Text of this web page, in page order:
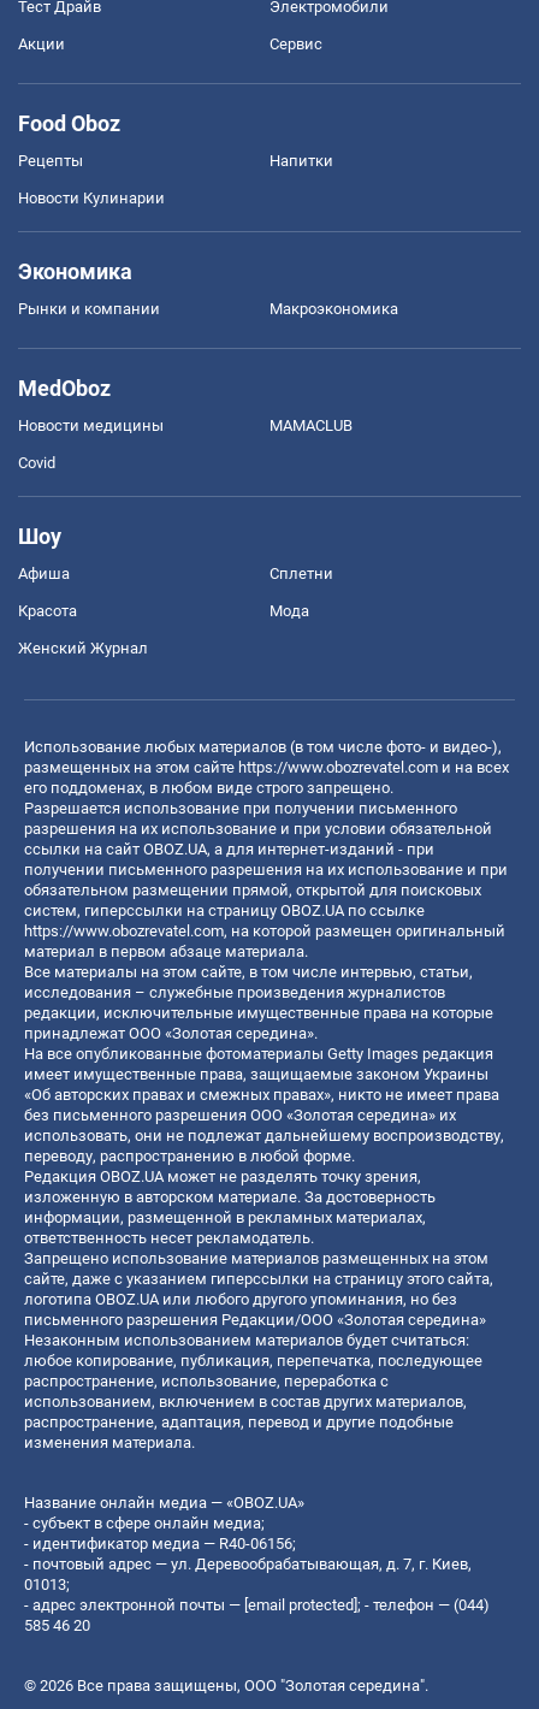
Тест Драйв Электромобили
Акции Сервис
Food Oboz
Рецепты Напитки
Новости Кулинарии
Экономика
Рынки и компании Mакроэкономика
MedOboz
Новости медицины MAMACLUB
Covid
Шоу
Афиша Сплетни
Красота Мода
Женский Журнал
Использование любых материалов (в том числе фото- и видео-),
размещенных на этом сайте https://www.obozrevatel.com и на всех
его поддоменах, в любом виде строго запрещено.
Разрешается использование при получении письменного
разрешения на их использование и при условии обязательной
ссылки на сайт OBOZ.UA, а для интернет-изданий - при
получении письменного разрешения на их использование и при
обязательном размещении прямой, открытой для поисковых
систем, гиперссылки на страницу OBOZ.UA по ссылке
https://www.obozrevatel.com, на которой размещен оригинальный
материал в первом абзаце материала.
Все материалы на этом сайте, в том числе интервью, статьи,
исследования – служебные произведения журналистов
редакции, исключительные имущественные права на которые
принадлежат ООО «Золотая середина».
На все опубликованные фотоматериалы Getty Images редакция
имеет имущественные права, защищаемые законом Украины
«Об авторских правах и смежных правах», никто не имеет права
без письменного разрешения ООО «Золотая середина» их
использовать, они не подлежат дальнейшему воспроизводству,
переводу, распространению в любой форме.
Редакция OBOZ.UA может не разделять точку зрения,
изложенную в авторском материале. За достоверность
информации, размещенной в рекламных материалах,
ответственность несет рекламодатель.
Запрещено использование материалов размещенных на этом
сайте, даже с указанием гиперссылки на страницу этого сайта,
логотипа OBOZ.UA или любого другого упоминания, но без
письменного разрешения Редакции/ООО «Золотая середина»
Незаконным использованием материалов будет считаться:
любое копирование, публикация, перепечатка, последующее
распространение, использование, переработка с
использованием, включением в состав других материалов,
распространение, адаптация, перевод и другие подобные
изменения материала.
Название онлайн медиа — «OBOZ.UA»
- субъект в сфере онлайн медиа;
- идентификатор медиа — R40-06156;
- почтовый адрес — ул. Деревообрабатывающая, д. 7, г. Киев,
01013;
- адрес электронной почты — [email protected]; - телефон — (044)
585 46 20
© 2026 Все права защищены, ООО "Золотая середина".